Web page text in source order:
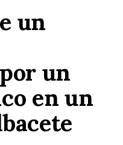
un
un
en un